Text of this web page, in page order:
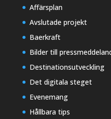
Affärsplan
Avslutade projekt
Baerkraft
Bilder till
Destinationsutveckling
Det digitala steget
Evenemang
Hållbara tips